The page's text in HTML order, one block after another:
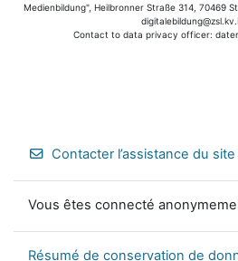
Medienbildung", Heilbronner Straße 314, 70469
Contact to data privacy officer:
Contacter l’assistance du site
Vous êtes connecté
Résumé de conservation de